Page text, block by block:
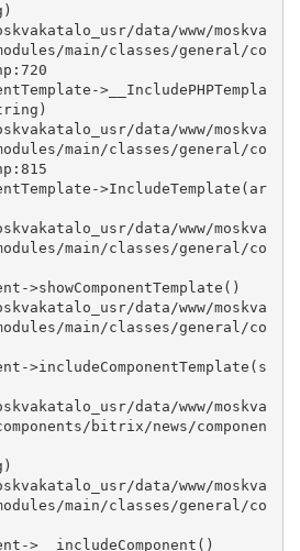
main/classes/general/co
>__IncludePHPTempla
main/classes/general/co
>IncludeTemplate(ar
main/classes/general/co
>showComponentTemplate()
main/classes/general/co
>includeComponentTemplate(s
bitrix/news/componen
main/classes/general/co
>__includeComponent()